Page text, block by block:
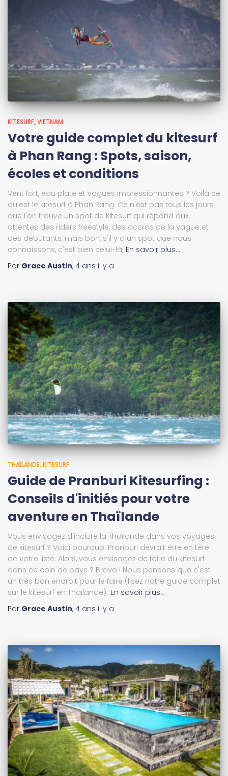
KITESURF VIETNAM
Votre guide complet du kitesurf
à Phan Rang : Spots, saison,
écoles et conditions
Vent fort, eau plate et vagues impressionnantes ? Voilà ce
qu'est le kitesurf à Phan Rang. Ce n'est pas tous les jours
que l'on trouve un spot de kitesurf qui répond aux
attentes des riders freestyle, des accros de la vague et
des débutants, mais bon, s'il y a un spot que nous
connaissons, c'est bien celui-là, En savoir plus…
Par Grace Austin, 4 ans il y a
THAÏLANDE KITESURF
Guide de Pranburi Kitesurfing :
Conseils d'initiés pour votre
aventure en Thaïlande
Vous envisagez d'inclure la Thaïlande dans vos voyages
de kitesurf ? Voici pourquoi Pranburi devrait être en tête
de votre liste. Alors, vous envisagez de faire du kitesurf
dans ce coin de pays ? Bravo ! Nous pensons que c'est
un très bon endroit pour le faire (lisez notre guide complet
sur le kitesurf en Thaïlande). En savoir plus…
Par Grace Austin, 4 ans il y a